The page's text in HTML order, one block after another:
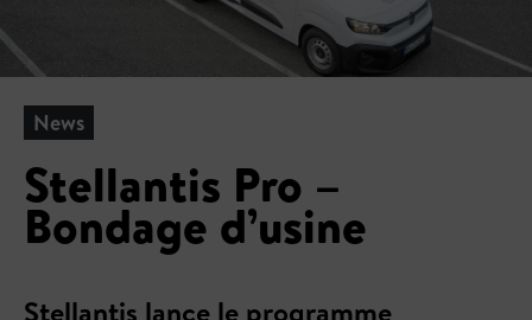
News
Stellantis Pro –
Bondage d’usine
Stellantis lance le programme